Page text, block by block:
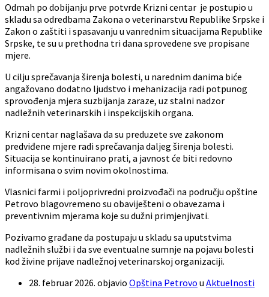
Odmah po dobijanju prve potvrde Krizni centar je postupio u
skladu sa odredbama Zakona o veterinarstvu Republike Srpske i
Zakon o zaštiti i spasavanju u vanrednim situacijama Republike
Srpske, te su u prethodna tri dana sprovedene sve propisane
mjere.
U cilju sprečavanja širenja bolesti, u narednim danima biće
angažovano dodatno ljudstvo i mehanizacija radi potpunog
sprovođenja mjera suzbijanja zaraze, uz stalni nadzor
nadležnih veterinarskih i inspekcijskih organa.
Krizni centar naglašava da su preduzete sve zakonom
predviđene mjere radi sprečavanja daljeg širenja bolesti.
Situacija se kontinuirano prati, a javnost će biti redovno
informisana o svim novim okolnostima.
Vlasnici farmi i poljoprivredni proizvođači na području opštine
Petrovo blagovremeno su obaviješteni o obavezama i
preventivnim mjerama koje su dužni primjenjivati.
Pozivamo građane da postupaju u skladu sa uputstvima
nadležnih službi i da sve eventualne sumnje na pojavu bolesti
kod živine prijave nadležnoj veterinarskoj organizaciji.
28. februar 2026. objavio Opština Petrovo u Aktuelnosti